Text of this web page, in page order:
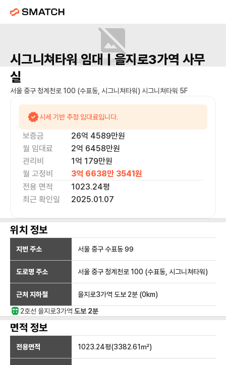
매물 사진을 준비 중이에요.
시그니쳐타워임대 | 을지로3가역 사무
실
서울 중구 청계천로 100 (수표동, 시그니쳐타워) 시그니쳐타워 5F
시세 기반 추정 임대료입니다.
보증금 26억 4589만원
월 임대료
2억 6458만원
관리비
1억 179만원
월 고정비
3억 6638만 3541원
전용 면적
1023.24평
최근 확인일
2025.01.07
위치 정보
지번 주소 서울 중구 수표동 99
도로명 주소 서울 중구 청계천로 100 (수표동, 시그니쳐타워)
근처 지하철 을지로3가역 도보 2분 (0km)
2호선 을지로3가역 도보 2분
면적 정보
전용면적 1023.24평(3382.61㎡)